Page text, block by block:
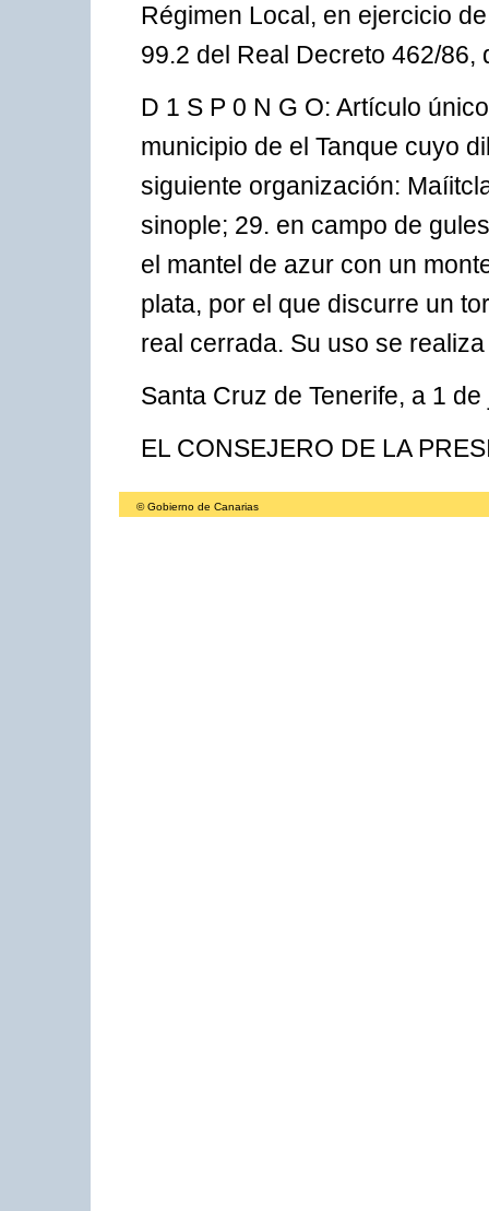
Régimen Local, en ejercicio
99.2 del Real Decreto 462/86,
D 1 S P 0 N G O: Artículo
municipio de el Tanque cuyo
siguiente organización:
sinople; 29. en campo de
el mantel de azur con un
plata, por el que discurre un
real cerrada. Su uso se
Santa Cruz de Tenerife, a 1
EL CONSEJERO DE LA
© Gobierno de Canarias